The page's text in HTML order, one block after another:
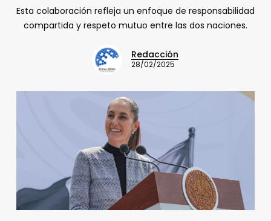
Esta colaboración refleja un enfoque de responsabilidad
compartida y respeto mutuo entre las dos naciones.
Redacción
28/02/2025